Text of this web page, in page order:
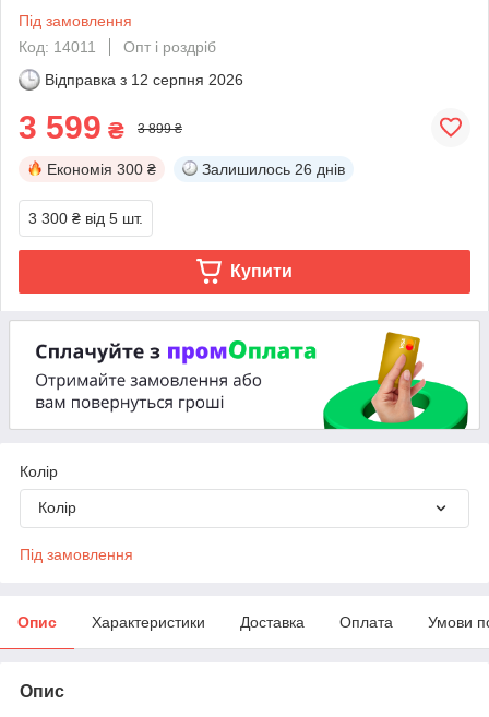
Під замовлення
Код: 14011
Опт і роздріб
Відправка з 12 серпня 2026
3 599 ₴ 3 899 ₴
Економія 300 ₴ Залишилось 26 днів
3 300 ₴ від 5 шт.
Купити
Колір
Колір
Під замовлення
Опис Характеристики Доставка Оплата Умови
Опис